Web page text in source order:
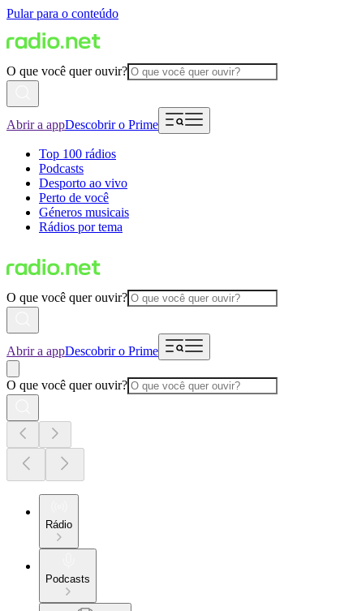
Pular para o conteúdo
O que você quer ouvir?
Abrir a appDescobrir o Prime
Top 100 rádios
Podcasts
Desporto ao vivo
Perto de você
Géneros musicais
Rádios por tema
O que você quer ouvir?
Abrir a appDescobrir o Prime
O que você quer ouvir?
Rádio
Podcasts